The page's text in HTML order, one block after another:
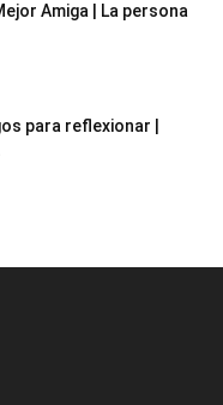
Amiga | La persona
para reflexionar |